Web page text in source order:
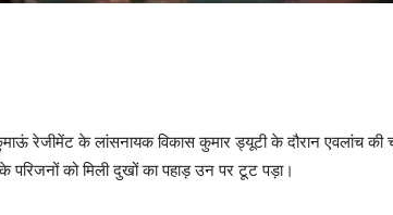
रेजीमेंट के लांसनायक विकास कुमार ड्यूटी के दौरान एवलांच
परिजनों को मिली दुखों का पहाड़ उन पर टूट पड़ा।